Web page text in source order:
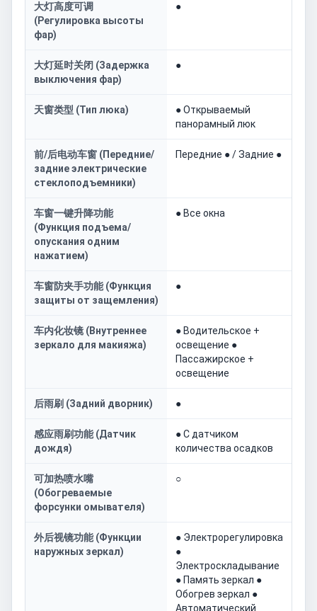
大灯高度可调
(Регулировка высоты
фар)
●
大灯延时关闭 (Задержка
выключения фар)
●
天窗类型 (Тип люка)
● Открываемый
панорамный люк
前/后电动车窗 (Передние/
задние электрические
стеклоподъемники)
Передние ● / Задние ●
车窗一键升降功能
(Функция подъема/
опускания одним
нажатием)
● Все окна
车窗防夹手功能 (Функция
защиты от защемления)
●
车内化妆镜 (Внутреннее
зеркало для макияжа)
● Водительское +
освещение ●
Пассажирское +
освещение
后雨刷 (Задний дворник) ●
感应雨刷功能 (Датчик
дождя)
● С датчиком
количества осадков
可加热喷水嘴
(Обогреваемые
форсунки омывателя)
○
外后视镜功能 (Функции
наружных зеркал)
● Электрорегулировка
●
Электроскладывание
● Память зеркал ●
Обогрев зеркал ●
Автоматический